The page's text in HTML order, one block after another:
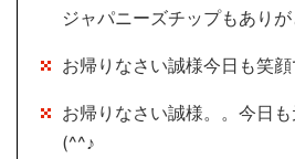
ジャパニーズチップもあり
お帰りなさい誠様今日も笑
お帰りなさい誠様。。今日
(^^♪